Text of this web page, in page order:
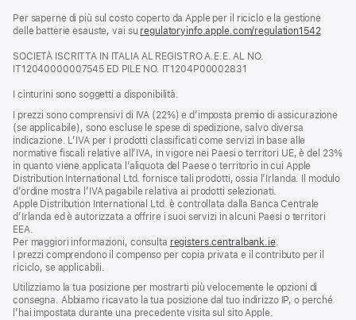
una
nuova
Per saperne di più sul costo coperto da Apple per il riciclo e la gestione
delle batterie esauste, vai su regulatoryinfo.apple.com/regulation1542(si
SOCIETÀ ISCRITTA IN ITALIA AL REGISTRO A.E.E. AL NO.
IT12040000007545 ED PILE NO. IT1204P00002831
I cinturini sono soggetti a disponibilità.
I prezzi sono comprensivi di IVA (22%) e d’imposta premio di assicurazione
(se applicabile), sono escluse le spese di spedizione, salvo diversa
indicazione. L’IVA per i prodotti classificati come servizi in base alle
normative fiscali relative all’IVA, in vigore nei Paesi o territori UE, è del 23%
in quanto viene applicata l’aliquota del Paese o territorio in cui Apple
Distribution International Ltd. fornisce tali prodotti, ossia l’Irlanda. Il modulo
d’ordine mostra l’IVA pagabile relativa ai prodotti selezionati.
Apple Distribution International Ltd. è controllata dalla Banca Centrale
d’Irlanda ed è autorizzata a offrire i suoi servizi in alcuni Paesi o territori
EEA.
Per maggiori informazioni, consulta registers.centralbank.ie.
I prezzi comprendono il compenso per copia privata e il contributo per il
riciclo, se applicabili.
Utilizziamo la tua posizione per mostrarti più velocemente le opzioni di
consegna. Abbiamo ricavato la tua posizione dal tuo indirizzo IP, o perché
l’hai impostata durante una precedente visita sul sito Apple.